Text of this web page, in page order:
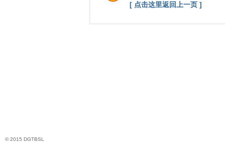
[ 点击这里返回上一页 ]
© 2015 DGTBSL